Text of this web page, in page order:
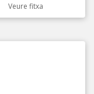
Veure fitxa